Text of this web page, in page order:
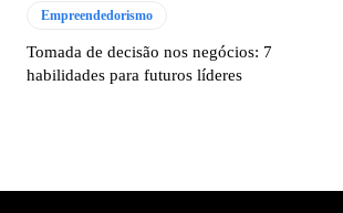
Empreendedorismo
Tomada de decisão nos negócios: 7
habilidades para futuros líderes